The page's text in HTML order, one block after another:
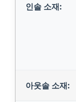
인솔 소재:
아웃솔 소재: